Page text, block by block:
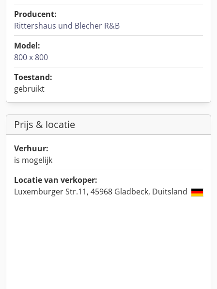
Producent:
Rittershaus und Blecher R&B
Model:
800 x 800
Toestand:
gebruikt
Prijs & locatie
Verhuur:
is mogelijk
Locatie van verkoper:
Luxemburger Str.11, 45968 Gladbeck, Duitsland